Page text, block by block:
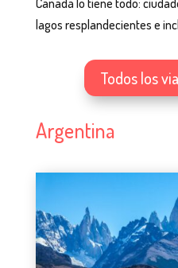
Canadá lo tiene todo:
lagos resplandecientes e
Todos los
Argentina